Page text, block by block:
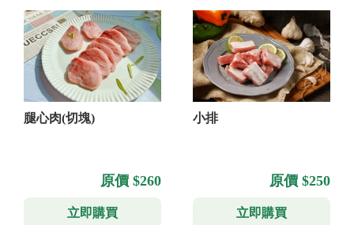
腿心肉(切塊)
原價 $260
立即購買
小排
原價 $250
立即購買